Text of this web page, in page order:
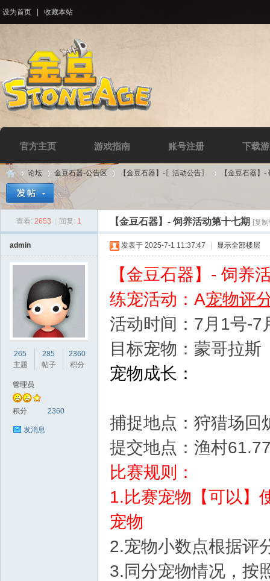
设为首页 收藏本站
官方主页 游戏指南 账号注册 下载
»
论坛
›
金豆石器-公告区 【金豆石器】-〖活动公告〗
›
【金豆石器】
查看: 2653 回复: 1 【金豆石器】- 饲养活动第十七期 [复
admin
265
主题
285
帖子
2360
积分
管理员
积分 2360
发消息
发表于 2025-7-1 11:37:47 显示全部楼层
【金豆石器】- 饲养
练宠活动：A宠物评
活动时间：7月1号-7
目标宠物：蒙哥拉
宠物成长：
捕捉地点：狩猎场回
提交地点：渔村
比赛规则：
1.比赛宠物【可以】
宠物
2.宠物小数点根据评
3.同分宠物情况，按